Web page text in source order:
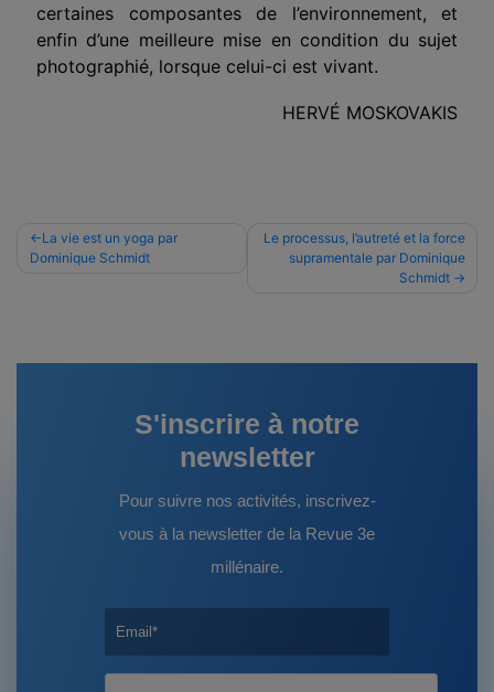
certaines composantes de l’environnement, et
enfin d’une meilleure mise en condition du sujet
photographié, lors­que celui-ci est vivant.
HERVÉ MOSKOVAKIS
Navigation
de
La vie est un yoga par
Dominique Schmidt
Le processus, l’autreté et la force
supramentale par Dominique
Schmidt
S'inscrire à notre
newsletter
Pour suivre nos activités, inscrivez-
vous à la newsletter de la Revue 3e
millénaire.